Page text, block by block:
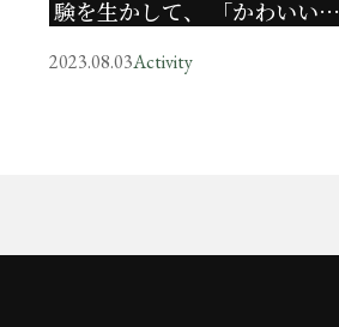
験を生かして、 「かわいい」
い
2023.08.03Activity